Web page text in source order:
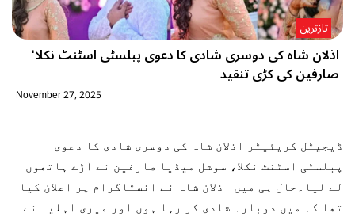
اذلان شاہ کی دوسری شادی کا دعوی پبلسٹی اسٹنٹ نکلا‘
صارفین کی کڑی تنقید
تازترین
November 27, 2025
ڈیجیٹل کریئیٹر اذلان شاہ کی دوسری شادی کا دعوی
پبلسٹی اسٹنٹ نکلا، سوشل میڈیا صارفین نے آڑے ہاتھوں
لے لیا۔حال ہی میں اذلان شاہ نے انسٹاگرام پر اعلان کیا
تھا کہ میں دوبارہ شادی کر رہا ہوں اور میری اہلیہ نے